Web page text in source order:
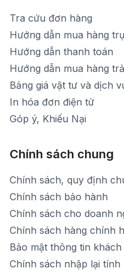
Tra cứu đơn hàng
Hướng dẫn mua hàng
Hướng dẫn thanh toán
Hướng dẫn mua hàng
Bảng giá vật tư và dịch
In hóa đơn điện tử
Góp ý, Khiếu Nại
Chính sách chung
Chính sách, quy định
Chính sách bảo hành
Chính sách cho doanh
Chính sách hàng chính
Bảo mật thông tin khách
Chính sách nhập lại tính